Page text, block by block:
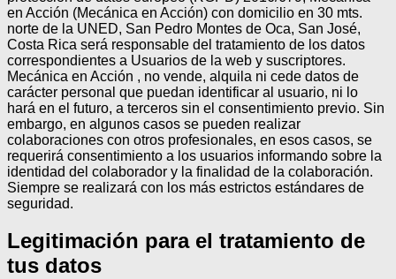
en Acción (Mecánica en Acción) con domicilio en 30 mts.
norte de la UNED, San Pedro Montes de Oca, San José,
Costa Rica será responsable del tratamiento de los datos
correspondientes a Usuarios de la web y suscriptores.
Mecánica en Acción , no vende, alquila ni cede datos de
carácter personal que puedan identificar al usuario, ni lo
hará en el futuro, a terceros sin el consentimiento previo. Sin
embargo, en algunos casos se pueden realizar
colaboraciones con otros profesionales, en esos casos, se
requerirá consentimiento a los usuarios informando sobre la
identidad del colaborador y la finalidad de la colaboración.
Siempre se realizará con los más estrictos estándares de
seguridad.
Legitimación para el tratamiento de
tus datos